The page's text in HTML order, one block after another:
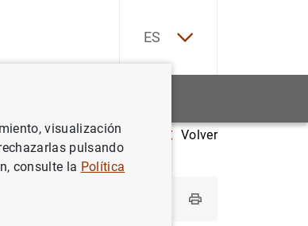
ES
Volver
visualización
pulsando
consulte la Política